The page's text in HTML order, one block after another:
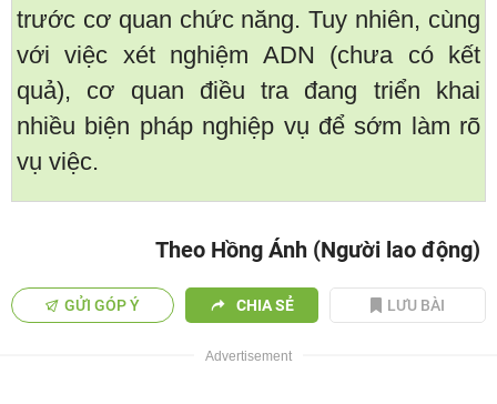
trước cơ quan chức năng. Tuy nhiên, cùng
với việc xét nghiệm ADN (chưa có kết
quả), cơ quan điều tra đang triển khai
nhiều biện pháp nghiệp vụ để sớm làm rõ
vụ việc.
Theo Hồng Ánh (Người lao động)
GỬI GÓP Ý CHIA SẺ LƯU BÀI